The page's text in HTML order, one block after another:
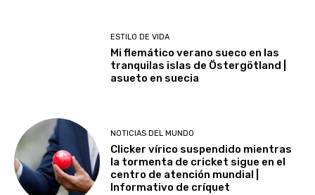
ESTILO DE VIDA
Mi flemático verano sueco en las
tranquilas islas de Östergötland |
asueto en suecia
NOTICIAS DEL MUNDO
Clicker vírico suspendido mientras
la tormenta de cricket sigue en el
centro de atención mundial |
Informativo de críquet